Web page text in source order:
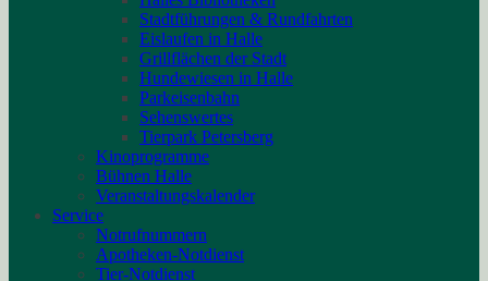
Stadtführungen & Rundfahrten
Eislaufen in Halle
Grillflächen der Stadt
Hundewiesen in Halle
Parkeisenbahn
Sehenswertes
Tierpark Petersberg
Kinoprogramme
Bühnen Halle
Veranstaltungskalender
Service
Notrufnummern
Apotheken-Notdienst
Tier-Notdienst